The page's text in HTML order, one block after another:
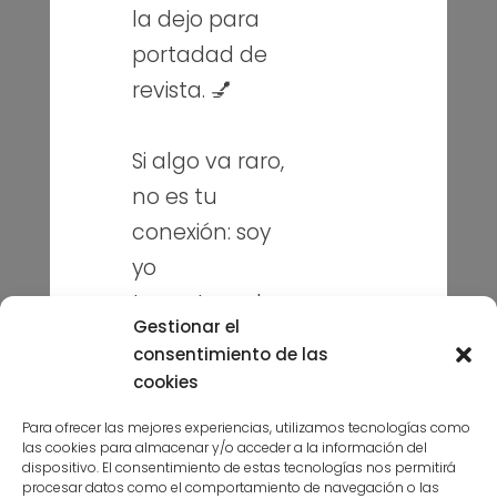
Gestionar el
consentimiento de las
cookies
Para ofrecer las mejores experiencias, utilizamos tecnologías como
las cookies para almacenar y/o acceder a la información del
dispositivo. El consentimiento de estas tecnologías nos permitirá
procesar datos como el comportamiento de navegación o las
Sobre mí
Contacto
Puedes seguirme en mis redes
Suscríbete a la niusleter aquí
la dejo para
portadad de
revista. 💅
Si algo va raro,
no es tu
conexión: soy
yo
toqueteando.
Sonríe y sigue
navegando. 😉